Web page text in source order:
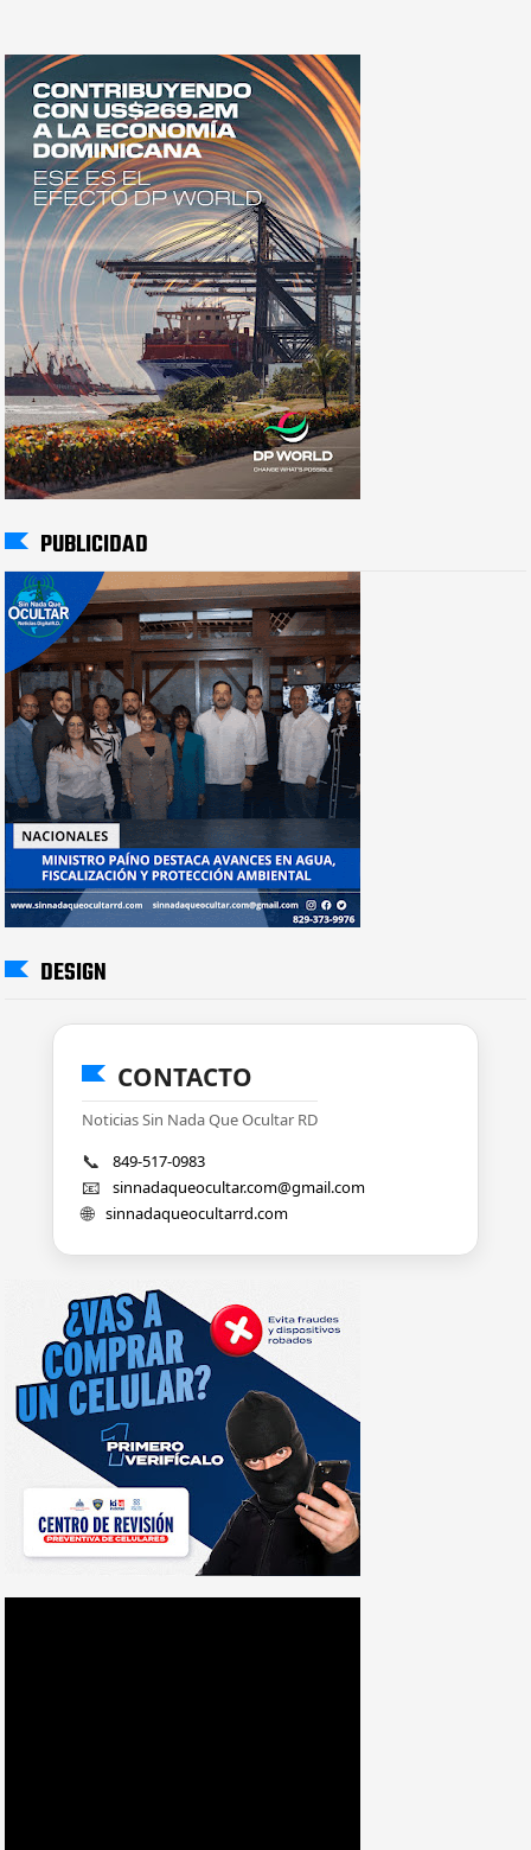
PUBLICIDAD
DESIGN
CONTACTO
Noticias Sin Nada Que Ocultar RD
📞 849-517-0983
📧 sinnadaqueocultar.com@gmail.com
🌐 sinnadaqueocultarrd.com